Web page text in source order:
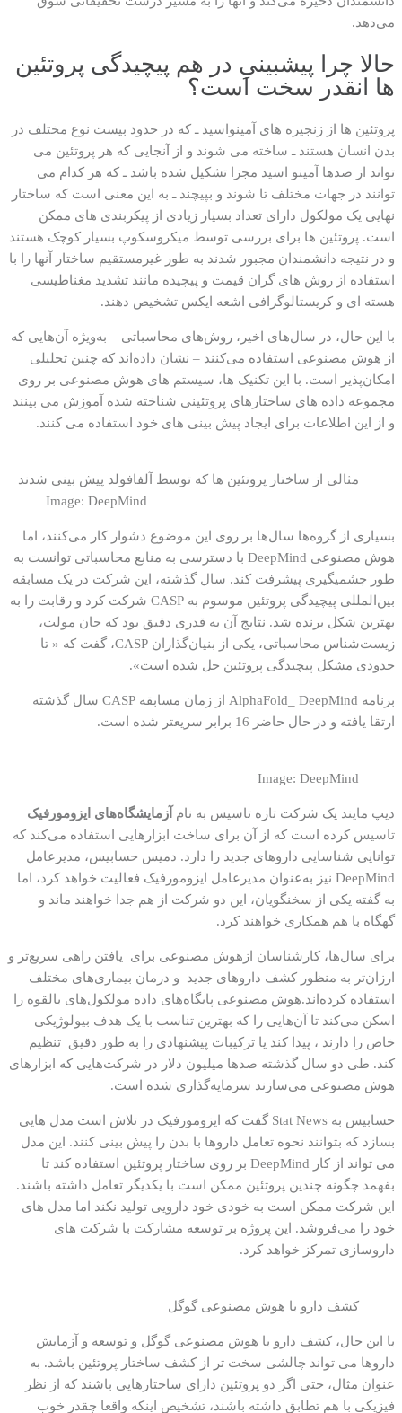
می‌دهد.
حالا چرا پیشبینیِ در هم پیچیدگی پروتئین
ها انقدر سخت است؟
پروتئین ها از زنجیره های آمینواسید ـ که در حدود بیست نوع مختلف در
بدن انسان هستند ـ ساخته می شوند و از آنجایی که هر پروتئین می
تواند از صدها آمینو اسید مجزا تشکیل شده باشد ـ که هر کدام می
توانند در جهات مختلف تا شوند و بپیچند ـ به این معنی است که ساختار
نهایی یک مولکول دارای تعداد بسیار زیادی از پیکربندی های ممکن
است. پروتئین ها برای بررسی توسط میکروسکوپ بسیار کوچک هستند
و در نتیجه دانشمندان مجبور شدند به طور غیرمستقیم ساختار آنها را با
استفاده از روش های گران قیمت و پیچیده مانند تشدید مغناطیسی
هسته ای و کریستالوگرافی اشعه ایکس تشخیص دهند.
با این حال، در سال‌های اخیر، روش‌های محاسباتی – به‌ویژه آن‌هایی که
از هوش مصنوعی استفاده می‌کنند – نشان داده‌اند که چنین تحلیلی
امکان‌پذیر است. با این تکنیک ها، سیستم های هوش مصنوعی بر روی
مجموعه داده های ساختارهای پروتئینی شناخته شده آموزش می بینند
و از این اطلاعات برای ایجاد پیش بینی های خود استفاده می کنند.
مثالی از ساختار پروتئین ها که توسط آلفافولد پیش بینی شدند
بسیاری از گروه‌ها سال‌ها بر روی این موضوع دشوار کار می‌کنند، اما
هوش مصنوعی DeepMind با دسترسی به منابع محاسباتی توانست به
طور چشمیگیری پیشرفت کند. سال گذشته، این شرکت در یک مسابقه
بین‌المللی پیچیدگی پروتئین موسوم به CASP شرکت کرد و رقابت را به
بهترین شکل برنده شد. نتایج آن به قدری دقیق بود که جان مولت،
زیست‌شناس محاسباتی، یکی از بنیان‌گذاران CASP، گفت که « تا
حدودی مشکل پیچیدگی پروتئین حل شده است».
برنامه AlphaFold_ DeepMind از زمان مسابقه CASP سال گذشته
ارتقا یافته و در حال حاضر 16 برابر سریعتر شده است.
Image: DeepMind
دیپ مایند یک شرکت تازه تاسیس به نام آزمایشگاه‌های ایزومورفیک
تاسیس کرده است که از آن برای ساخت ابزارهایی استفاده می‌کند که
توانایی شناسایی داروهای جدید را دارد. دمیس حسابیس، مدیرعامل
DeepMind نیز به‌عنوان مدیرعامل ایزومورفیک فعالیت خواهد کرد، اما
به گفته یکی از سخنگویان، این دو شرکت از هم جدا خواهند ماند و
گهگاه با هم همکاری خواهند کرد.
برای سال‌ها، کارشناسان ازهوش مصنوعی برای یافتن راهی سریع‌تر و
ارزان‌تر به منظور کشف داروهای جدید و درمان بیماری‌های مختلف
استفاده کرده‌اند.هوش مصنوعی پایگاه‌های داده مولکول‌های بالقوه را
اسکن می‌کند تا آن‌هایی را که بهترین تناسب با یک هدف بیولوژیکی
خاص را دارند ، پیدا کند یا ترکیبات پیشنهادی را به طور دقیق تنظیم
کند. طی دو سال گذشته صدها میلیون دلار در شرکت‌هایی که ابزارهای
هوش مصنوعی می‌سازند سرمایه‌گذاری شده است.
حسابیس به Stat News گفت که ایزومورفیک در تلاش است مدل هایی
بسازد که بتوانند نحوه تعامل داروها با بدن را پیش بینی کنند. این مدل
می تواند از کار DeepMind بر روی ساختار پروتئین استفاده کند تا
بفهمد چگونه چندین پروتئین ممکن است با یکدیگر تعامل داشته باشند.
این شرکت ممکن است به خودی خود دارویی تولید نکند اما مدل های
خود را می‌فروشد. این پروژه بر توسعه مشارکت با شرکت های
داروسازی تمرکز خواهد کرد.
کشف دارو با هوش مصنوعی گوگل
با این حال، کشف دارو با هوش مصنوعی گوگل و توسعه و آزمایش
داروها می تواند چالشی سخت تر از کشف ساختار پروتئین باشد. به
عنوان مثال، حتی اگر دو پروتئین دارای ساختارهایی باشند که از نظر
فیزیکی با هم تطابق داشته باشند، تشخیص اینکه واقعا چقدر خوب